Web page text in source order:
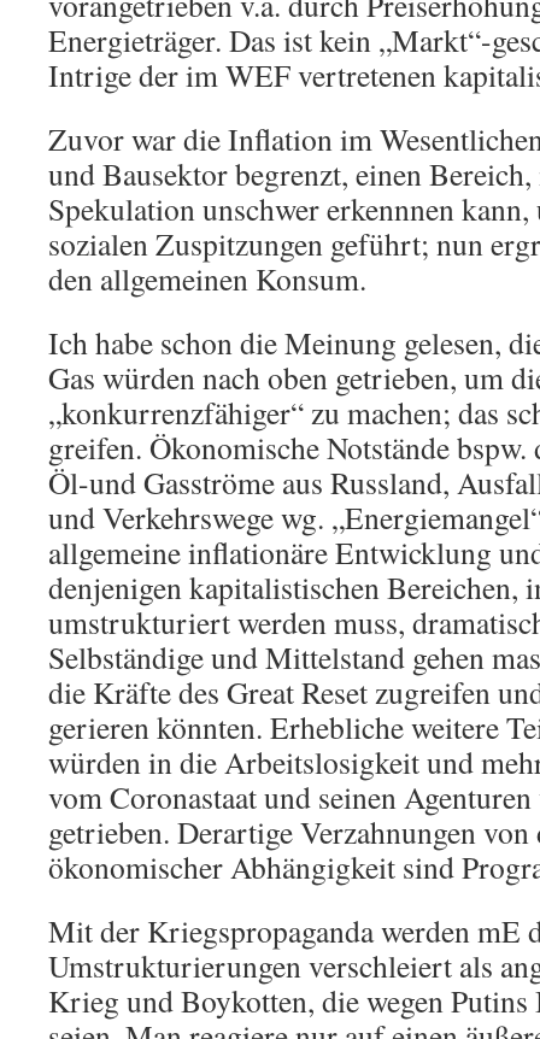
Energieträger. Das ist kein „Markt“-
Intrige der im WEF vertretenen
Zuvor war die Inflation im
und Bausektor begrenzt, einen
Spekulation unschwer erkennnen
sozialen Zuspitzungen geführt; nun
den allgemeinen Konsum.
Ich habe schon die Meinung gelesen,
Gas würden nach oben getrieben, um
„konkurrenzfähiger“ zu machen; das
greifen. Ökonomische Notstände
Öl-und Gasströme aus Russland,
und Verkehrswege wg.
allgemeine inflationäre Entwicklung
denjenigen kapitalistischen Bereichen,
umstrukturiert werden muss,
Selbständige und Mittelstand gehen
die Kräfte des Great Reset zugreifen
gerieren könnten. Erhebliche weitere
würden in die Arbeitslosigkeit und
vom Coronastaat und seinen
getrieben. Derartige Verzahnungen
ökonomischer Abhängigkeit sind
Mit der Kriegspropaganda werden mE
Umstrukturierungen verschleiert als
Krieg und Boykotten, die wegen